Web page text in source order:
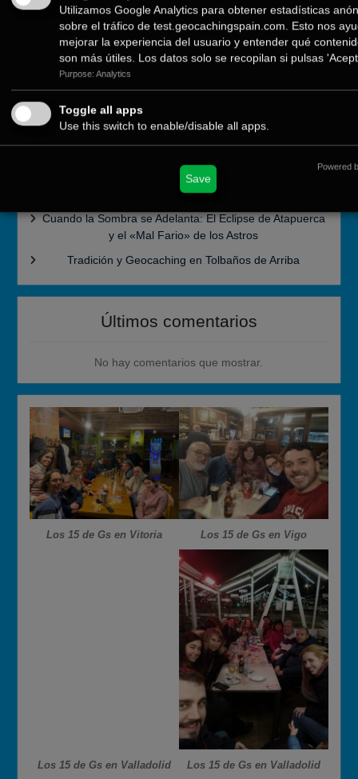
Últimas noticias
Cómo Vivir la Magia del Próximo Eclipse Solar Total del
12 de Agosto
¡Ya está aquí la nueva colección de Tesoros: Bingo
tesoros: Un recorrido inolvidable entre marismas y
acantilados
Cuando la Sombra se Adelanta: El Eclipse de Atapuerca
y el «Mal Fario» de los Astros
Tradición y Geocaching en Tolbaños de Arriba
Últimos comentarios
No hay comentarios que mostrar.
Los 15 de Gs en Vitoria Los 15 de Gs en Vigo
Los 15 de Gs en Valladolid Los 15 de Gs en Valladolid
Utilizamos Google Analytics para obtener estadísticas
sobre el tráfico de test.geocachingspain.com. Esto nos
mejorar la experiencia del usuario y entender qué
son más útiles. Los datos solo se recopilan si pulsas
Purpose: Analytics
Toggle all apps
Use this switch to enable/disable all apps.
Save
Powered